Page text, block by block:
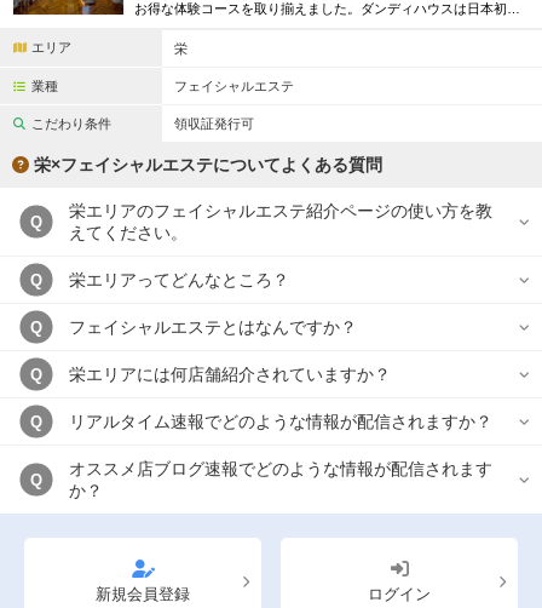
専用駐車場あり 有資格者在籍
日本人スタッフのみ
こだわり条件を変更
閉じる
お得な体験コースを取り揃えました。ダンディハウスは日本初の
感しています。
エリア 栄
業種 フェイシャルエステ
こだわり条件 領収証発行可
栄×フェイシャルエステについてよくある質問
Q
栄エリアのフェイシャルエステ紹介ページの使い方を教
えてください。
Q 栄エリアってどんなところ？
Q フェイシャルエステとはなんですか？
Q 栄エリアには何店舗紹介されていますか？
Q リアルタイム速報でどのような情報が配信されますか？
Q
オススメ店ブログ速報でどのような情報が配信されます
か？
新規会員登録 ログイン